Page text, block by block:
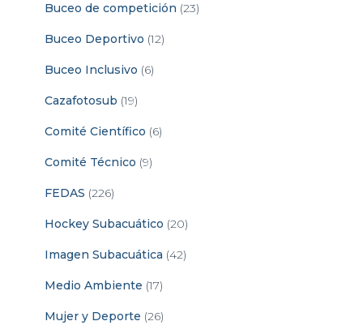
Buceo de competición (23)
Buceo Deportivo (12)
Buceo Inclusivo (6)
Cazafotosub (19)
Comité Científico (6)
Comité Técnico (9)
FEDAS (226)
Hockey Subacuático (20)
Imagen Subacuática (42)
Medio Ambiente (17)
Mujer y Deporte (26)